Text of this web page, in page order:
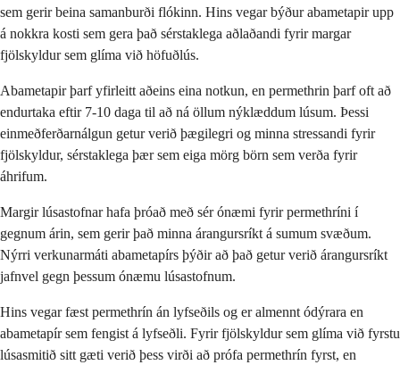
sem gerir beina samanburði flókinn. Hins vegar býður abametapir upp
á nokkra kosti sem gera það sérstaklega aðlaðandi fyrir margar
fjölskyldur sem glíma við höfuðlús.
Abametapir þarf yfirleitt aðeins eina notkun, en permethrin þarf oft að
endurtaka eftir 7-10 daga til að ná öllum nýklæddum lúsum. Þessi
einmeðferðarnálgun getur verið þægilegri og minna stressandi fyrir
fjölskyldur, sérstaklega þær sem eiga mörg börn sem verða fyrir
áhrifum.
Margir lúsastofnar hafa þróað með sér ónæmi fyrir permethríni í
gegnum árin, sem gerir það minna árangursríkt á sumum svæðum.
Nýrri verkunarmáti abametapírs þýðir að það getur verið árangursríkt
jafnvel gegn þessum ónæmu lúsastofnum.
Hins vegar fæst permethrín án lyfseðils og er almennt ódýrara en
abametapír sem fengist á lyfseðli. Fyrir fjölskyldur sem glíma við fyrstu
lúsasmitið sitt gæti verið þess virði að prófa permethrín fyrst, en